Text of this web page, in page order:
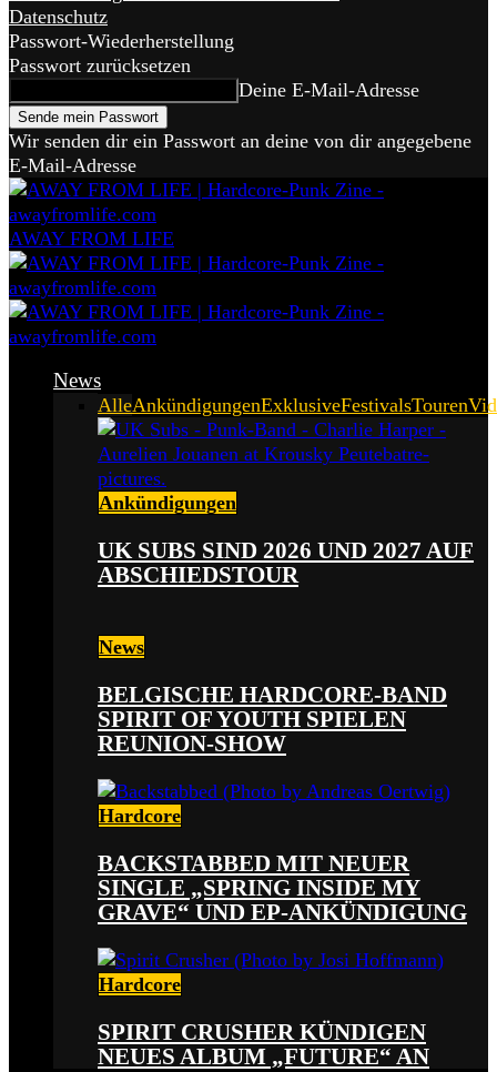
Datenschutz
Passwort-Wiederherstellung
Passwort zurücksetzen
Deine E-Mail-Adresse
Wir senden dir ein Passwort an deine von dir angegebene
E-Mail-Adresse
AWAY FROM LIFE
News
AlleAnkündigungenExklusiveFestivalsTouren
Ankündigungen
UK SUBS SIND 2026 UND 2027 AUF
ABSCHIEDSTOUR
News
BELGISCHE HARDCORE-BAND
SPIRIT OF YOUTH SPIELEN
REUNION-SHOW
Hardcore
BACKSTABBED MIT NEUER
SINGLE „SPRING INSIDE MY
GRAVE“ UND EP-ANKÜNDIGUNG
Hardcore
SPIRIT CRUSHER KÜNDIGEN
NEUES ALBUM „FUTURE“ AN